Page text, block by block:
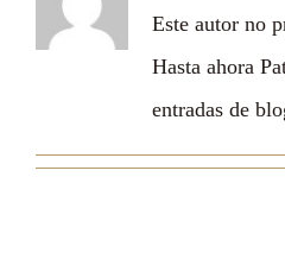
Este autor no
Hasta ahora
entradas de